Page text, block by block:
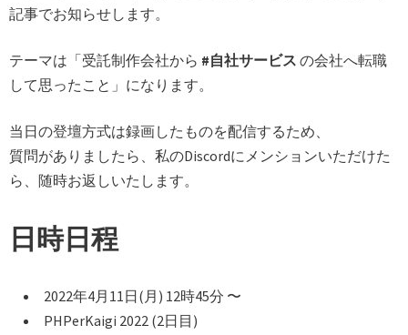
記事でお知らせします。
テーマは「受託制作会社から #自社サービス の会社へ転職
して思ったこと」になります。
当日の登壇方式は録画したものを配信するため、
質問がありましたら、私のDiscordにメンションいただけた
ら、随時お返しいたします。
日時日程
2022年4月11日(月) 12時45分 〜
PHPerKaigi 2022 (2日目)